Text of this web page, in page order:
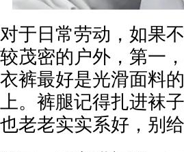
对于日常劳动，如果
较茂密的户外，第一
衣裤最好是光滑面料
上。裤腿记得扎进袜
也老老实实系好，别